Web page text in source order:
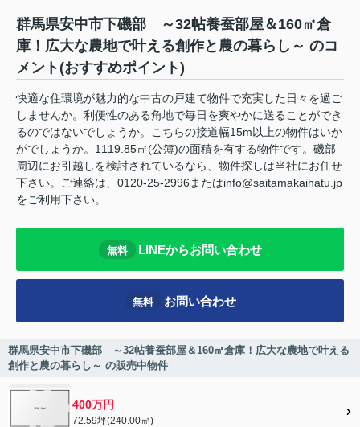
群馬県安中市下磯部 ～32帖養蚕部屋＆160㎡倉
庫！広大な農地で叶える創作と農の暮らし～ のコ
メント(おすすめポイント)
快適な住環境が魅力的な中古の戸建て物件で充実した日々を過ご
しませんか。利便性のある角地で毎日を爽やかに送ることができ
るのではないでしょうか。こちらの接道幅15m以上の物件はいか
がでしょうか。1119.85㎡(公簿)の面積を有する物件です。磯部
周辺にお引越しを検討されているなら、物件探しは当社にお任せ
下さい。ご連絡は、0120-25-2996またはinfo@saitamakaihatu.jp
をご利用下さい。
無料 LINEからお問い合わせ
無料 お問い合わせ
群馬県安中市下磯部 ～32帖養蚕部屋＆160㎡倉庫！広大な農地で叶える
創作と農の暮らし～ の販売中物件
400万円
72.59坪(240.00㎡)